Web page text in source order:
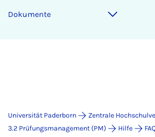
Dokumente
Universität Paderborn
Zentrale
3.2 Prüfungsmanagement (PM)
Hilfe